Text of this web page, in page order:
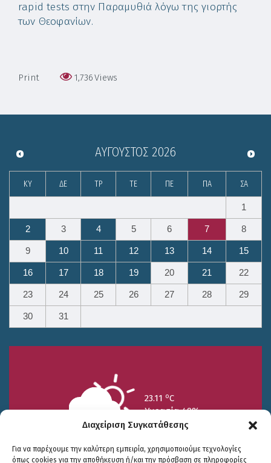
Διαχείριση Συγκατάθεσης
Για να παρέχουμε την καλύτερη εμπειρία, χρησιμοποιούμε τεχνολογίες
όπως cookies για την αποθήκευση ή/και την πρόσβαση σε πληροφορίες
rapid tests στην Παραμυθιά λόγω της γιορτής
των Θεοφανίων.
Print 1,736Views
ΑΎΓΟΥΣΤΟΣ 2026
ΚΥ ΔΕ ΤΡ ΤΕ ΠΕ ΠΑ ΣΑ
1
2 3 4 5 6 7 8
9 10 11 12 13 14 15
16 17 18 19 20 21 22
23 24 25 26 27 28 29
30 31
23.11 oC
Υγρασία 49%